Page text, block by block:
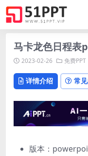
马卡龙色日程表
2023-02-26 免费PPT
详情介绍 常
版本：